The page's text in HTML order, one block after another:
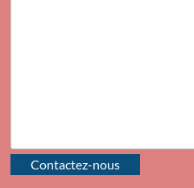
Contactez-nous